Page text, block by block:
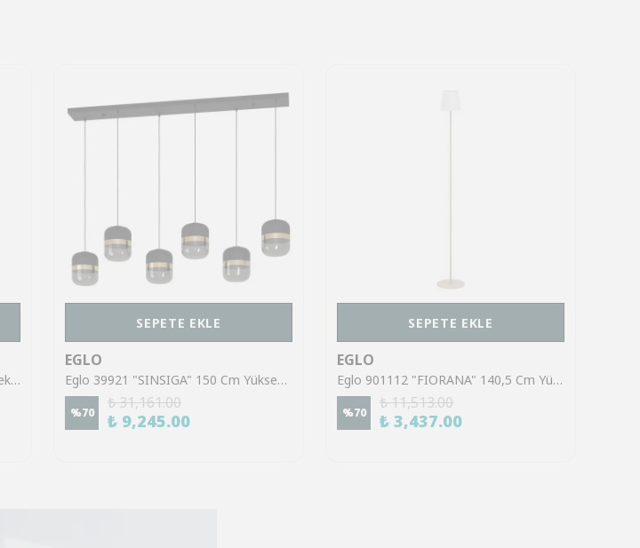
Eglo 43614 "LACEY" 159,5 Cm Yüksekliğinde Çelik, Ahşap Köşe Lambası Lambader
SEPETE EKLE
EGLO
Eglo 39921 "SINSIGA" 150 Cm Yüksekliğinde Çelik Siyah Sarkıt Avize
%70
₺ 31,161.00
₺ 9,245.00
SEPETE EKLE
EGLO
Eglo 901112 "FIORANA" 140,5 Cm Yüksekliğinde Çelik Köşe Lambası Lambader
%70
₺ 11,513.00
₺ 3,437.00